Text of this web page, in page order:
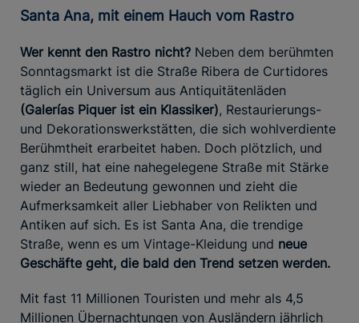
Santa Ana, mit einem Hauch vom Rastro
Wer kennt den Rastro nicht? Neben dem berühmten
Sonntagsmarkt ist die Straße Ribera de Curtidores
täglich ein Universum aus Antiquitätenläden
(Galerías Piquer ist ein Klassiker), Restaurierungs-
und Dekorationswerkstätten, die sich wohlverdiente
Berühmtheit erarbeitet haben. Doch plötzlich, und
ganz still, hat eine nahegelegene Straße mit Stärke
wieder an Bedeutung gewonnen und zieht die
Aufmerksamkeit aller Liebhaber von Relikten und
Antiken auf sich. Es ist Santa Ana, die trendige
Straße, wenn es um Vintage-Kleidung und neue
Geschäfte geht, die bald den Trend setzen werden.
Mit fast 11 Millionen Touristen und mehr als 4,5
Millionen Übernachtungen von Ausländern jährlich